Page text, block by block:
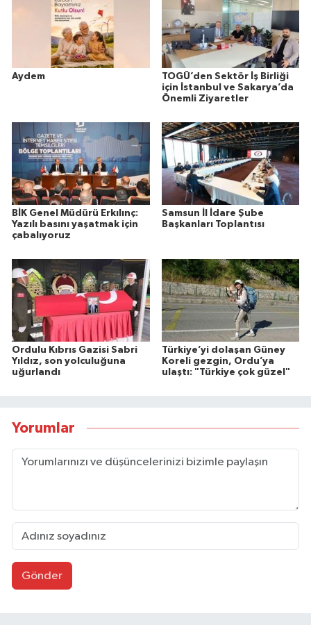
Aydem
TOGÜ’den Sektör İş Birliği
için İstanbul ve Sakarya’da
Önemli Ziyaretler
BİK Genel Müdürü Erkılınç:
Yazılı basını yaşatmak için
çabalıyoruz
Samsun İl İdare Şube
Başkanları Toplantısı
Ordulu Kıbrıs Gazisi Sabri
Yıldız, son yolculuğuna
uğurlandı
Türkiye’yi dolaşan Güney
Koreli gezgin, Ordu’ya
ulaştı: "Türkiye çok güzel"
Yorumlar
Gönder